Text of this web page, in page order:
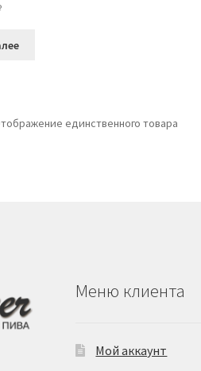
единственного товара
Меню клиента
Мой аккаунт